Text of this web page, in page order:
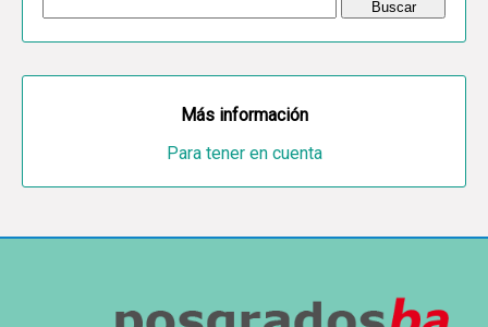
Más información
Para tener en cuenta